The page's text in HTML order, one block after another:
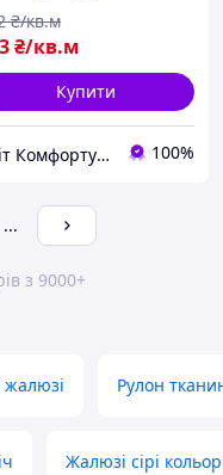
₴/кв.м
₴/кв.м
Купити
Світ Комфорту - Ворота, ролети, автоматика для воріт, жалюзі 100%
...
з 9000+
жалюзі Рулон
Жалюзі сірі